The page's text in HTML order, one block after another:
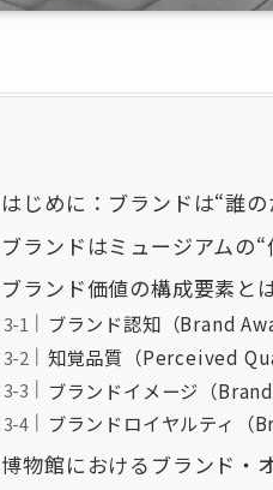
はじめに：ブランドは“誰
ブランドはミュージアムの
ブランド価値の構成要素と
ブランド認知（Brand
知覚品質（Perceived
ブランドイメージ（
ブランドロイヤルティ（
博物館におけるブランド・